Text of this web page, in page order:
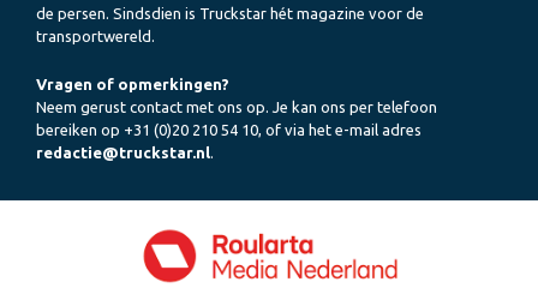
de persen. Sindsdien is Truckstar hét magazine voor de
transportwereld.
Vragen of opmerkingen?
Neem gerust contact met ons op. Je kan ons per telefoon
bereiken op +31 (0)20 210 54 10, of via het e-mail adres
redactie@truckstar.nl